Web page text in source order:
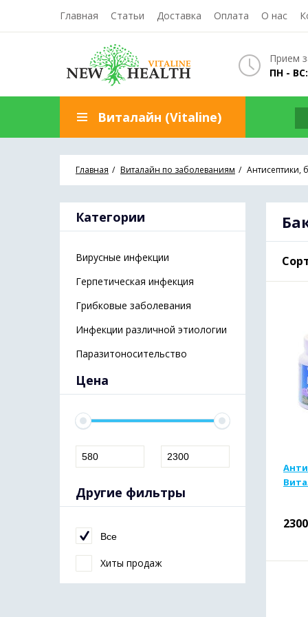
Главная Статьи Доставка Оплата О нас
Прием
ПН -
Виталайн (Vitaline)
Главная Виталайн по заболеваниям Антисептики,
Категории
Вирусные инфекции
Герпетическая инфекция
Грибковые заболевания
Инфекции различной этиологии
Паразитоносительство
Цена
Другие фильтры
Все
Хиты продаж
2300